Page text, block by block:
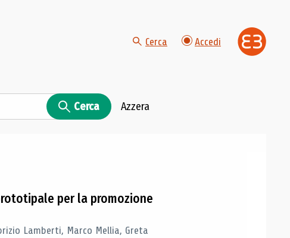
Cerca Accedi
Cerca Azzera
per la promozione
Lamberti, Marco Mellia, Greta